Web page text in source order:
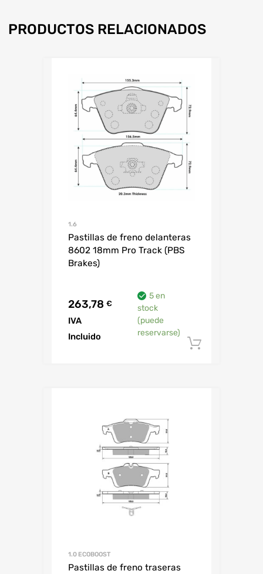
PRODUCTOS RELACIONADOS
1.6
Pastillas de freno delanteras
8602 18mm Pro Track (PBS
Brakes)
263,78 €
IVA
Incluido
5 en
stock
(puede
reservarse)
1.0 ECOBOOST
Pastillas de freno traseras